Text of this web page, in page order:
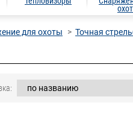
для охоты Точная